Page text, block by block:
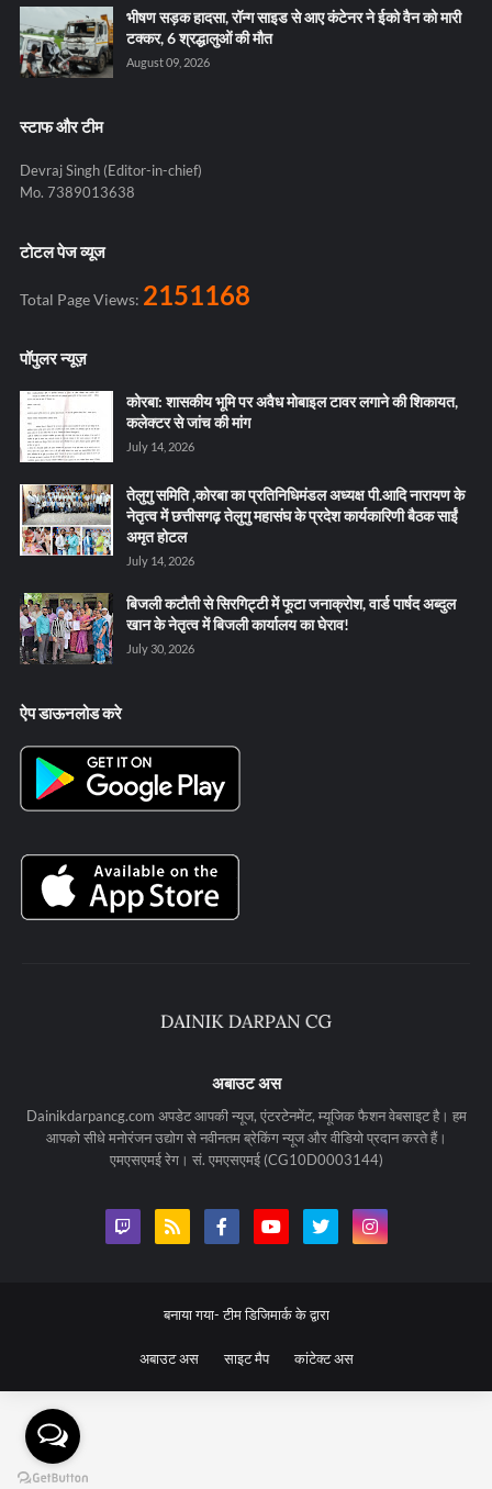
भीषण सड़क हादसा, रॉन्ग साइड से आए कंटेनर ने ईको वैन को मारी
टक्कर, 6 श्रद्धालुओं की मौत
August 09, 2026
स्टाफ और टीम
Devraj Singh (Editor-in-chief)
Mo. 7389013638
टोटल पेज व्यूज
Total Page Views: 2151168
पॉपुलर न्यूज़
कोरबा: शासकीय भूमि पर अवैध मोबाइल टावर लगाने की शिकायत,
कलेक्टर से जांच की मांग
July 14, 2026
तेलुगु समिति ,कोरबा का प्रतिनिधिमंडल अध्यक्ष पी.आदि नारायण के
नेतृत्व में छत्तीसगढ़ तेलुगु महासंघ के प्रदेश कार्यकारिणी बैठक साईं
अमृत होटल
July 14, 2026
बिजली कटौती से सिरगिट्टी में फूटा जनाक्रोश, वार्ड पार्षद अब्दुल
खान के नेतृत्व में बिजली कार्यालय का घेराव!
July 30, 2026
ऐप डाऊनलोड करे
अबाउट अस
Dainikdarpancg.com अपडेट आपकी न्यूज, एंटरटेनमेंट, म्यूजिक फैशन वेबसाइट है। हम
आपको सीधे मनोरंजन उद्योग से नवीनतम ब्रेकिंग न्यूज और वीडियो प्रदान करते हैं।
एमएसएमई रेग। सं. एमएसएमई (CG10D0003144)
बनाया गया-टीम डिजिमार्क के द्वारा
अबाउट अस साइट मैप कांटेक्ट अस